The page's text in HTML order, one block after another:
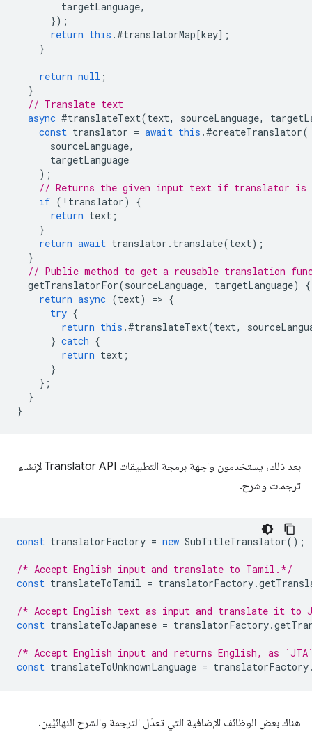
targetLanguage,
});
return this .#translatorMap[key];
}
return null ;
}
// Translate text
async #translateText(text, sourceLanguage,
const translator = await this .#createTranslator(
sourceLanguage,
targetLanguage
);
// Returns the given input text if translator is
if ( ! translator)
{
return text ;
}
return await translator . translate(text);
}
// Public method to get a reusable translation
getTranslatorFor(sourceLanguage, targetLanguage)
{
return async (text) => {
try {
return this .#translateText(text,
} catch {
return text ;
}
};
}
}
بعد ذلك، يستخدمون واجهة برمجة التطبيقات Translator API لإنشاء
ترجمات وشرح.
const translatorFactory = new SubTitleTranslator();
/* Accept English input and translate to Tamil.*/
const translateToTamil = translatorFactory.
/* Accept English text as input and translate it to
const translateToJapanese = translatorFactory.
/* Accept English input and returns English, as
const translateToUnknownLanguage = translatorFactory
هناك بعض الوظائف الإضافية التي تعدّل الترجمة والشرح النهائيَّين.